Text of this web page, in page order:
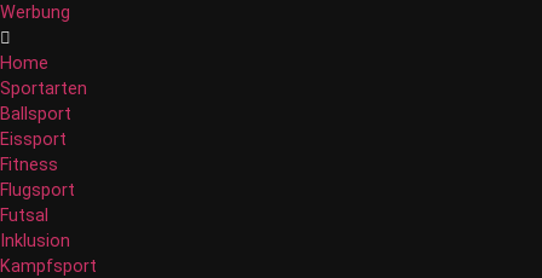
Werbung
Home
Sportarten
Ballsport
Eissport
Fitness
Flugsport
Futsal
Inklusion
Kampfsport